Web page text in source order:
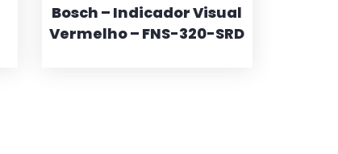
Bosch – Indicador Visual
Vermelho – FNS-320-SRD